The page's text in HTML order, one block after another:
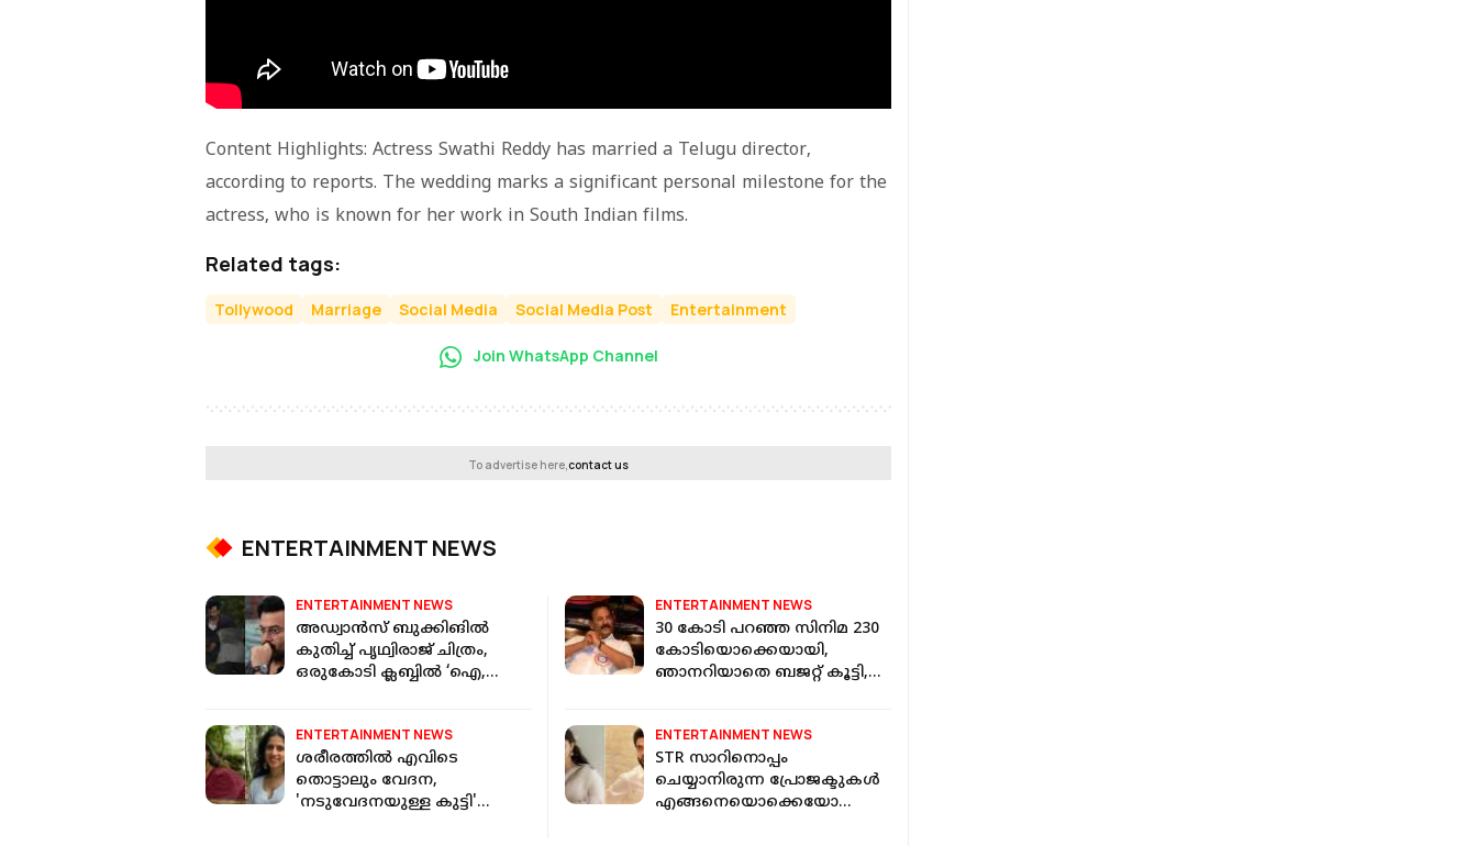
Content Highlights: Actress Swathi Reddy has married a Telugu director,
according to reports. The wedding marks a significant personal milestone for the
actress, who is known for her work in South Indian films.
Related tags:
Tollywood Marriage Social Media Social Media Post Entertainment
Join WhatsApp Channel
To advertise here,contact us
ENTERTAINMENT NEWS
ENTERTAINMENT NEWS
അഡ്വാൻസ് ബുക്കിങിൽ
കുതിച്ച് പൃഥ്വിരാജ് ചിത്രം,
ഒരുകോടി ക്ലബ്ബിൽ ‘ഐ,
ENTERTAINMENT NEWS
30 കോടി പറഞ്ഞ സിനിമ 230
കോടിയൊക്കെയായി,
ഞാനറിയാതെ ബജറ്റ് കൂട്ടി,
ENTERTAINMENT NEWS
ശരീരത്തിൽ എവിടെ
തൊട്ടാലും വേദ​ന,
'നടുവേദനയുള്ള കുട്ടി'
ENTERTAINMENT NEWS
STR സാറിനൊപ്പം
ചെയ്യാനിരുന്ന പ്രോജക്ടുകൾ
എങ്ങനെയൊക്കെയോ